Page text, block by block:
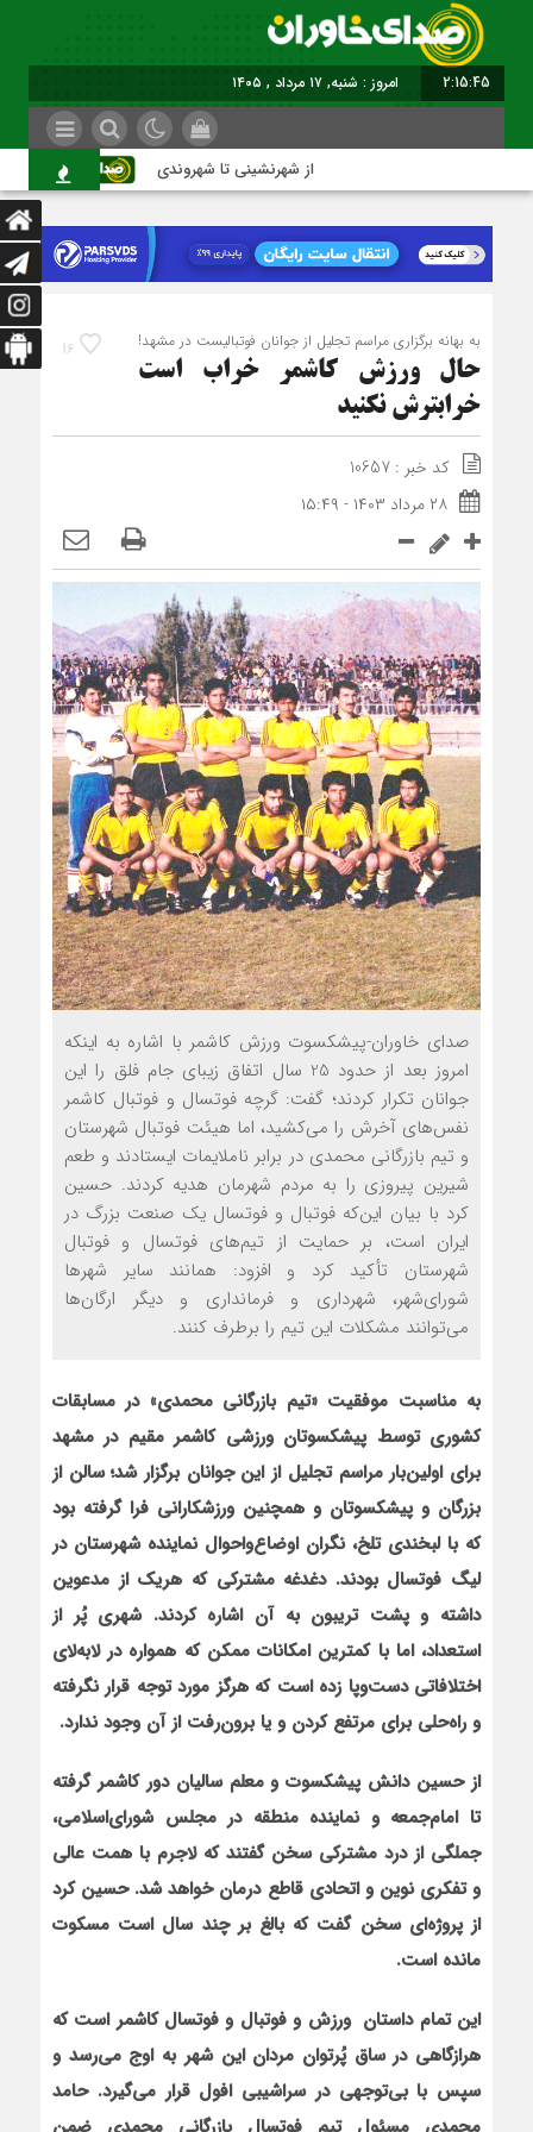
2:15:46 برابر با : Saturday - 8 August - 2026
از شهرنشینی تا شهروندی
16 به بهانه برگزاری مراسم تجلیل از جوانان فوتبالیست در مشهد!
حال ورزش کاشمر خراب است
خراب‏ترش نکنید
کد خبر : 10657
۲۸ مرداد ۱۴۰۳ - ۱۵:۴۹
صدای خاوران-پيشکسوت ورزش کاشمر با اشاره به اين‏که
امروز بعد از حدود 25 سال اتفاق زيباي جام فلق را اين
جوانان تکرار کردند؛ گفت: گرچه فوتسال و فوتبال کاشمر
نفس‌هاي آخرش را مي‌کشيد، اما هيئت فوتبال شهرستان
و تيم بازرگاني محمدي در برابر ناملايمات ايستادند و طعم
شيرين پيروزي را به مردم شهرمان هديه کردند. حسين
کرد با بيان اين‌که فوتبال و فوتسال يک صنعت بزرگ در
ايران است، بر حمايت از تيم‌هاي فوتسال و فوتبال
شهرستان تأکيد کرد و افزود: همانند ساير شهرها
شوراي‌شهر، شهرداري و فرمانداري و ديگر ارگان‌ها
مي‌توانند مشکلات اين تيم را برطرف کنند.
به مناسبت موفقيت «تيم بازرگاني محمدي» در مسابقات
کشوري توسط پيشکسوتان ورزشي کاشمر مقيم در مشهد
براي اولينبار مراسم تجليل از اين جوانان برگزار شد؛ سالن از
بزرگان و پيشکسوتان و هم‏چنين ورزشکاراني فرا گرفته بود
که با لبخندي تلخ، نگران اوضاعواحوال نماينده شهرستان در
ليگ فوتسال بودند. دغدغه مشترکي که هريک از مدعوين
داشته و پشت تريبون به آن اشاره کردند. شهري پُر از
استعداد، اما با کمترين امکانات ممکن که همواره در لابهلاي
اختلافاتي دستوپا زده است که هرگز مورد توجه قرار نگرفته
و راهحلي براي مرتفع کردن و يا برونرفت از آن وجود ندارد.
از حسين دانش پيشکسوت و معلم ساليان دور کاشمر گرفته
تا امامجمعه و نماينده منطقه در مجلس شوراياسلامي،
جملگي از درد مشترکي سخن گفتند که لاجرم با همت عالي
و تفکري نوين و اتحادي قاطع درمان خواهد شد. حسين کرد
از پروژهاي سخن گفت که بالغبر چند سال است مسکوت
مانده است.
اين تمام داستان ورزش و فوتبال و فوتسال کاشمر است که
هرازگاهي در ساق پُرتوان مردان اين شهر به اوج ميرسد و
سپس با بيتوجهي در سراشيبي افول قرار ميگيرد. حامد